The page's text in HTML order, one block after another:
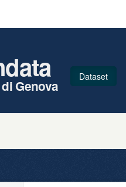
Genova
Dataset